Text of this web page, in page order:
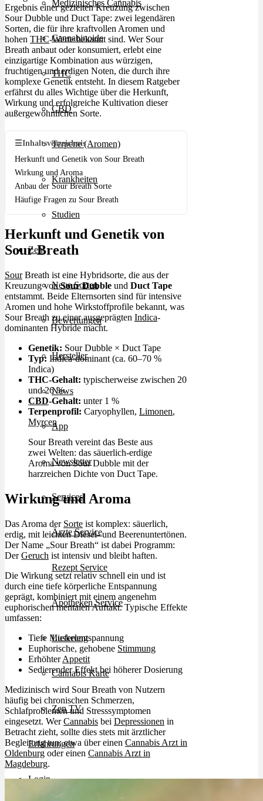
Medizinisches Cannabis
Cannabinoide
THC
CBD
Terpene (Aromen)
Krankheiten
Studien
Zen
Neue Sorten
Bewertungen
Hersteller
News
App
Newsletter
Services
Ärzte Service
Rezept Service
Apotheken Service
Lieferung
Cannabis Karte
Zen TV
Erfahrungen
Login
Ergebnis einer gezielten Kreuzung zwischen
Sour Dubble und Duct Tape: zwei legendären
Sorten, die für ihre kraftvollen Aromen und
hohen THC-Werte bekannt sind. Wer Sour
Breath anbaut oder konsumiert, erlebt eine
einzigartige Kombination aus würzigen,
fruchtigen und erdigen Noten, die durch ihre
komplexe Genetik entsteht. In diesem Ratgeber
erfährst du alles Wichtige über die Herkunft,
Wirkung und erfolgreiche Kultivation dieser
außergewöhnlichen Sorte.
☰Inhaltsverzeichnis
Herkunft und Genetik von Sour Breath
Wirkung und Aroma
Anbau der Sour Breath Sorte
Häufige Fragen zu Sour Breath
Herkunft und Genetik von
Sour Breath
SourBreath ist eine Hybridsorte, die aus der
Kreuzung vonSour Dubble und Duct Tape
entstammt. Beide Elternsorten sind für intensive
Aromen und hohe Wirkstoffprofile bekannt, was
Sour Breath zu einer ausgeprägten Indica-
dominanten Hybride macht.
Genetik: Sour Dubble × Duct Tape
Typ: Indica-dominant (ca. 60–70 %
Indica)
THC-Gehalt: typischerweise zwischen 20
und 26 %
CBD-Gehalt: unter 1 %
Terpenprofil: Caryophyllen, Limonen,
Myrcen
Sour Breath vereint das Beste aus
zwei Welten: das säuerlich-erdige
Aroma von Sour Dubble mit der
harzreichen Dichte von Duct Tape.
Wirkung und Aroma
Das Aroma der Sorte ist komplex: säuerlich,
erdig, mit leichten Diesel- und Beerenuntertönen.
Der Name „Sour Breath“ ist dabei Programm:
DerGeruch ist intensiv und bleibt haften.
Die Wirkung setzt relativ schnell ein und ist
durch eine tiefe körperliche Entspannung
geprägt, kombiniert mit einem angenehm
euphorischen mentalen Auftakt. Typische Effekte
umfassen:
Tiefe Muskelentspannung
Euphorische, gehobene Stimmung
ErhöhterAppetit
Sedierender Effekt bei höherer Dosierung
Medizinisch wird Sour Breath von Nutzern
häufig bei chronischen Schmerzen,
Schlafproblemen und Stresssymptomen
eingesetzt. WerCannabis bei Depressionen in
Betracht zieht, sollte dies stets mit ärztlicher
Begleitung tun: etwa über einen Cannabis Arzt in
Oldenburg oder einen Cannabis Arzt in
Magdeburg.